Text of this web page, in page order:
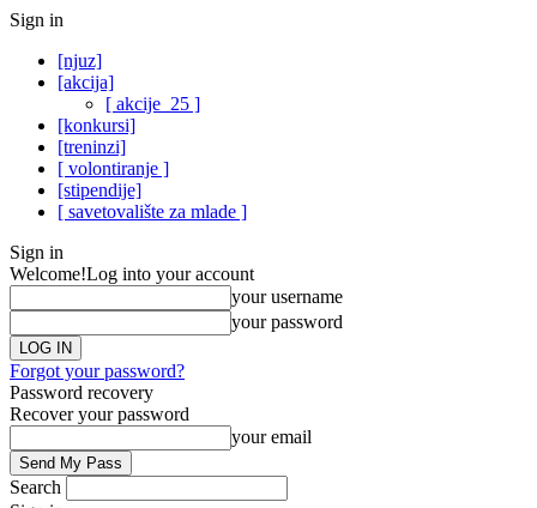
Sign in
[njuz]
[akcija]
[ akcije_25 ]
[konkursi]
[treninzi]
[ volontiranje ]
[stipendije]
[ savetovalište za mlade ]
Sign in
Welcome!Log into your account
your username
your password
Forgot your password?
Password recovery
Recover your password
your email
Search